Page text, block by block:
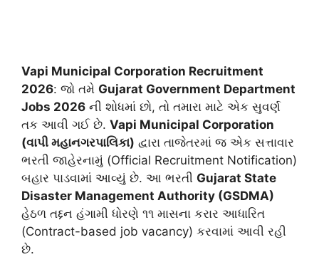
Vapi Municipal Corporation Recruitment
2026: જો તમે Gujarat Government Department
Jobs 2026 ની શોધમાં છો, તો તમારા માટે એક સુવર્ણ
તક આવી ગઈ છે. Vapi Municipal Corporation
(વાપી મહાનગરપાલિકા) દ્વારા તાજેતરમાં જ એક સત્તાવાર
ભરતી જાહેરનામું (Official Recruitment Notification)
બહાર પાડવામાં આવ્યું છે. આ ભરતી Gujarat State
Disaster Management Authority (GSDMA)
હેઠળ તદ્દન હંગામી ધોરણે ૧૧ માસના કરાર આધારિત
(Contract-based job vacancy) કરવામાં આવી રહી
છે.